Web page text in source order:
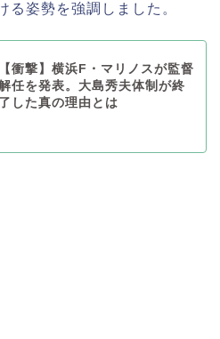
る姿勢を強調しました。
【衝撃】横浜F・マリノスが監督
任を発表。大島秀夫体制が終
了した真の理由とは